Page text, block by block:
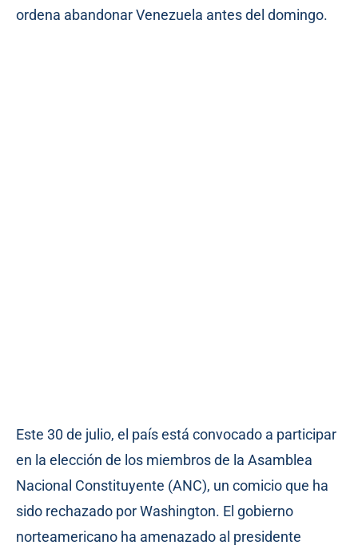
ordena abandonar Venezuela antes del domingo.
Este 30 de julio, el país está convocado a participar
en la elección de los miembros de la Asamblea
Nacional Constituyente (ANC), un comicio que ha
sido rechazado por Washington. El gobierno
norteamericano ha amenazado al presidente